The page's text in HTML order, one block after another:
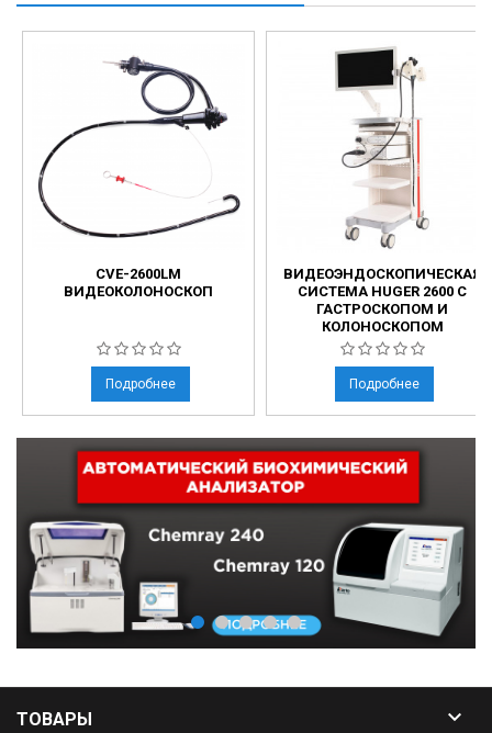
CVE-2600LM
ВИДЕОКОЛОНОСКОП
Подробнее
ВИДЕОЭНДОСКОПИЧЕСКАЯ
СИСТЕМА HUGER 2600 С
ГАСТРОСКОПОМ И
КОЛОНОСКОПОМ
Подробнее
ТОВАРЫ 